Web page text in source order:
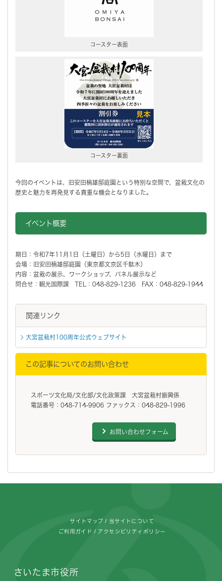
コースター表面
コースター裏面
今回のイベントは、旧安田楠雄邸庭園という特別な空間で、盆栽文化の
歴史と魅力を再発見する貴重な機会となりました。
イベント概要
期日：令和7年11月1日（土曜日）から5日（水曜日）まで
会場：旧安田楠雄邸庭園（東京都文京区千駄木）
内容：盆栽の展示、ワークショップ、パネル展示など
問合せ：観光国際課 TEL：048-829-1236 FAX：048-829-1944
関連リンク
大宮盆栽村100周年公式ウェブサイト
この記事についてのお問い合わせ
スポーツ文化局/文化部/文化政策課 大宮盆栽村振興係
電話番号：048-714-9906 ファックス：048-829-1996
お問い合わせフォーム
サイトマップ 当サイトについて
ご利用ガイド アクセシビリティポリシー
さいたま市役所